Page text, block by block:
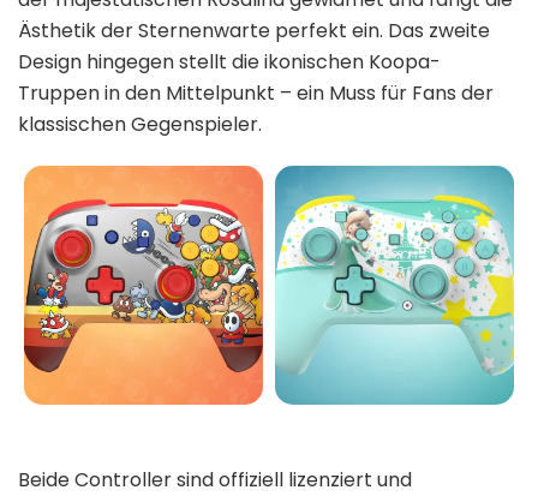
Ästhetik der Sternenwarte perfekt ein. Das zweite
Design hingegen stellt die ikonischen Koopa-
Truppen in den Mittelpunkt – ein Muss für Fans der
klassischen Gegenspieler.
Beide Controller sind offiziell lizenziert und